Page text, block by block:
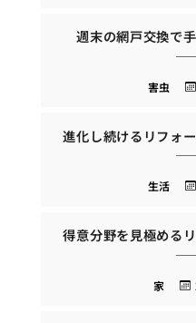
週末の網戸交換で
害虫
進化し続けるリフォ
生活
得意分野を見極める
家